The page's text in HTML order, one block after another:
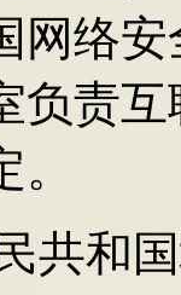
网络
负责
共和